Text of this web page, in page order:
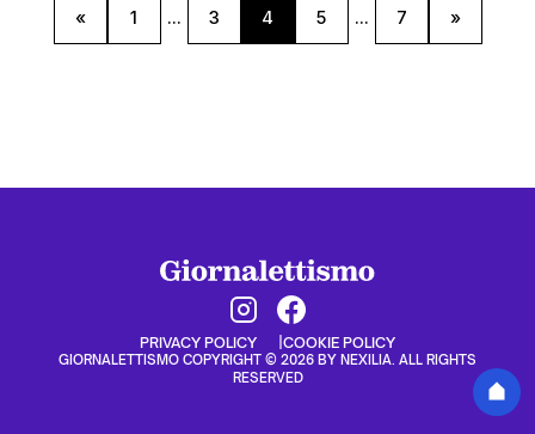
« 1 ... 3 4 5 ... 7 »
PRIVACY POLICY COOKIE POLICY
GIORNALETTISMO COPYRIGHT © 2026 BY NEXILIA. ALL RIGHTS
RESERVED